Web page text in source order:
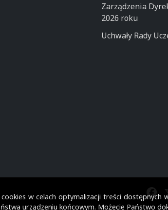
Zarządzenia
2026 roku
Uchwały Rady
w celach optymalizacji treści
urządzeniu końcowym. Możecie Państwo